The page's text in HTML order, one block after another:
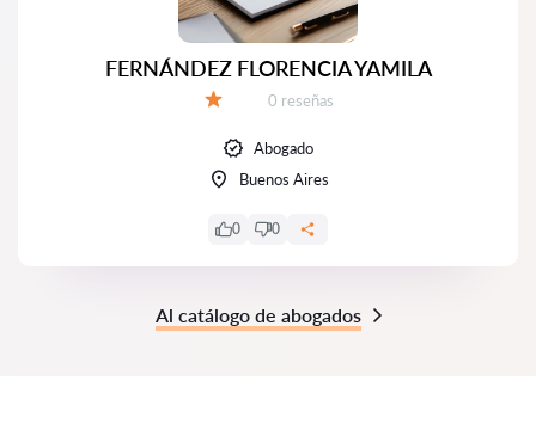
FERNÁNDEZ FLORENCIA YAMILA
Número de reseñas:
0 reseñas
Abogado
Buenos Aires
0 0
Al catálogo de abogados